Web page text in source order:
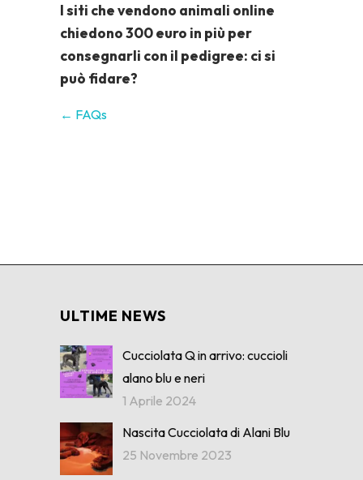
I siti che vendono animali online
chiedono 300 euro in più per
consegnarli con il pedigree: ci si
può fidare?
← FAQs
ULTIME NEWS
Cucciolata Q in arrivo: cuccioli
alano blu e neri
1 Aprile 2024
Nascita Cucciolata di Alani Blu
25 Novembre 2023